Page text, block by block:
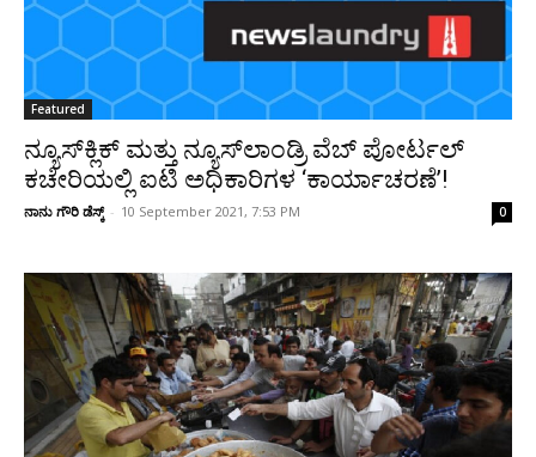
Featured
ನ್ಯೂಸ್‌ಕ್ಲಿಕ್ ಮತ್ತು ನ್ಯೂಸ್‌ಲಾಂಡ್ರಿ ವೆಬ್‌ ಪೋರ್ಟಲ್‌‌
ಕಚೇರಿಯಲ್ಲಿ ಐಟಿ ಅಧಿಕಾರಿಗಳ ‘ಕಾರ್ಯಾಚರಣೆ’!
ನಾನು ಗೌರಿ ಡೆಸ್ಕ್ - 10 September 2021, 7:53 PM 0